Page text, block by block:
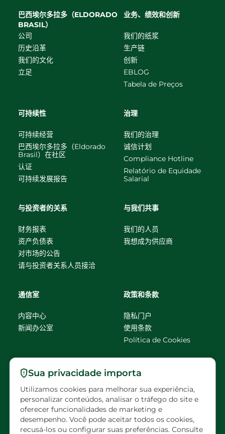
Sua privacidade importa
Utilizamos cookies para melhorar sua experiência,
personalizar conteúdos, analisar o tráfego do site e
oferecer funcionalidades de marketing e
desempenho. Você pode aceitar todos os cookies,
recusá-los ou configurar suas preferências. Consulte
巴西埃尔多拉多（ELDORADO
BRASIL）
公司
历史沿革
我们的文化
立足
业务、绩效和创新
我们的纸浆
生产链
创新
EBLOG
Tabela de Preços
可持续性
可持续经营
巴西埃尔多拉多（Eldorado
Brasil）在社区
认证
可持续发展报告
治理
我们的治理
诚信计划
Compliance Hotline
Relatório de Equidade
Salarial
与投资者的关系
财务报表
资产负债表
对市场的公告
请与投资者关系人员接洽
与我们共事
我们的人员
我想成为供应商
通信室
内容中心
新闻办公室
政策和条款
隐私门户
使用条款
Política de Cookies
请联系我们
faleconosco@eldorado
brasil.com.br
预约访问